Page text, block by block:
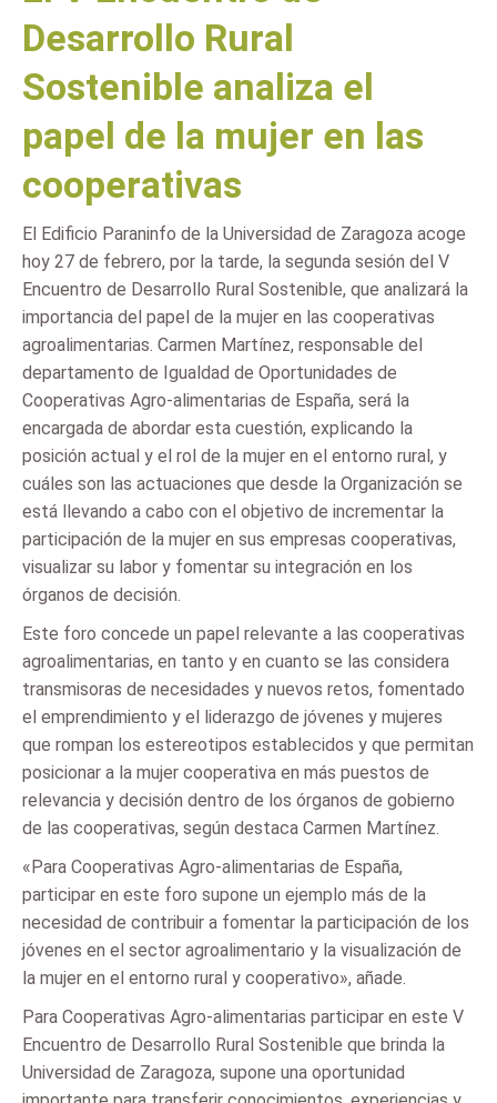
Desarrollo Rural
Sostenible analiza el
papel de la mujer en las
cooperativas
El Edificio Paraninfo de la Universidad de Zaragoza acoge
hoy 27 de febrero, por la tarde, la segunda sesión del V
Encuentro de Desarrollo Rural Sostenible, que analizará la
importancia del papel de la mujer en las cooperativas
agroalimentarias. Carmen Martínez, responsable del
departamento de Igualdad de Oportunidades de
Cooperativas Agro-alimentarias de España, será la
encargada de abordar esta cuestión, explicando la
posición actual y el rol de la mujer en el entorno rural, y
cuáles son las actuaciones que desde la Organización se
está llevando a cabo con el objetivo de incrementar la
participación de la mujer en sus empresas cooperativas,
visualizar su labor y fomentar su integración en los
órganos de decisión.
Este foro concede un papel relevante a las cooperativas
agroalimentarias, en tanto y en cuanto se las considera
transmisoras de necesidades y nuevos retos, fomentado
el emprendimiento y el liderazgo de jóvenes y mujeres
que rompan los estereotipos establecidos y que permitan
posicionar a la mujer cooperativa en más puestos de
relevancia y decisión dentro de los órganos de gobierno
de las cooperativas, según destaca Carmen Martínez.
«Para Cooperativas Agro-alimentarias de España,
participar en este foro supone un ejemplo más de la
necesidad de contribuir a fomentar la participación de los
jóvenes en el sector agroalimentario y la visualización de
la mujer en el entorno rural y cooperativo», añade.
Para Cooperativas Agro-alimentarias participar en este V
Encuentro de Desarrollo Rural Sostenible que brinda la
Universidad de Zaragoza, supone una oportunidad